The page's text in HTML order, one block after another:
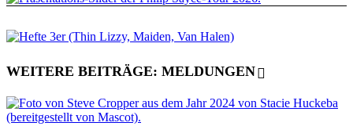
WEITERE BEITRÄGE: MELDUNGEN